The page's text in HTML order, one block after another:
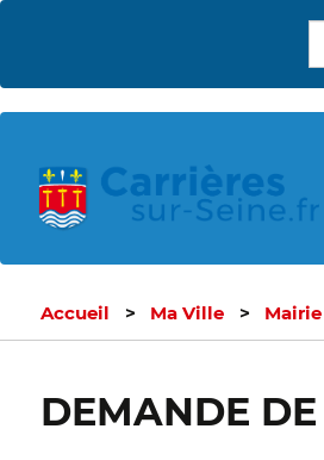
Accueil Ma Ville Mairie
DEMANDE